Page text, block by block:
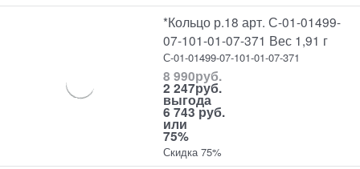
*Кольцо р.18 арт. С-01-01499-
07-101-01-07-371 Вес 1,91 г
С-01-01499-07-101-01-07-371
8 990руб.
2 247руб.
выгода
6 743 руб.
или
75%
Скидка 75%